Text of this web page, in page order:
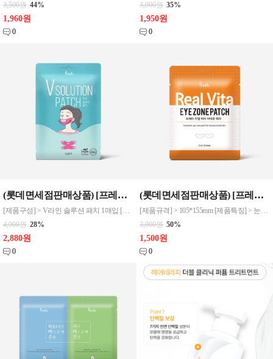
3,500원 44%
1,960원
0
3,000원 35%
1,950원
0
(롯데면세점판매상품) [프레티] V라인 솔루션 패치 1매입
[제품구성] > V라인 솔루션 패치 1매입 [제품규격] > 120*180mm [제품특징] > 피부 고민에 따른 맞춤처방 듀얼 마스크팩 > 건조한 날엔 수분팩, 민감한 날엔 진정팩 > 부드러운 감촉의 레이온 시트
4,000원 28%
2,880원
0
(롯데면세점판매상품) [프레티] 아이존 패치 30매입 4종류 / 리얼비타 / 리얼골드 / 리얼시카 / 리얼와터
[제품규격] > 105*155mm [제품특징] > 눈가 피부에 충분한 수분, 영양공급, 보습관리를 위한 2중 기능성 아이패치 > 비타콤플렉스, 미백, 생기케어, 10가지 비타민으로 준가 피부에 영양 보충 > Vita Complex 10(E,B,C,A),유자추출물,비타민나무열매오일,귤껍질추출물 함유 > 편하게 감싸주는 탁월한 밀착력과 뛰어난 흡수력으
3,000원 50%
1,500원
0